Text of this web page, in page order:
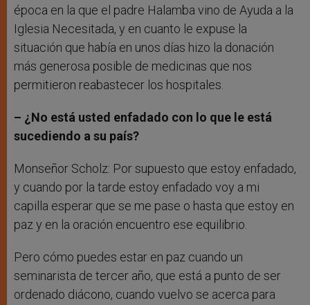
época en la que el padre Halamba vino de Ayuda a la
Iglesia Necesitada, y en cuanto le expuse la
situación que había en unos días hizo la donación
más generosa posible de medicinas que nos
permitieron reabastecer los hospitales.
– ¿No está usted enfadado con lo que le está
sucediendo a su país?
Monseñor Scholz: Por supuesto que estoy enfadado,
y cuando por la tarde estoy enfadado voy a mi
capilla esperar que se me pase o hasta que estoy en
paz y en la oración encuentro ese equilibrio.
Pero cómo puedes estar en paz cuando un
seminarista de tercer año, que está a punto de ser
ordenado diácono, cuando vuelvo se acerca para